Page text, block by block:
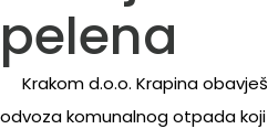
pelena
Krakom d.o.o. Krapina
odvoza komunalnog otpada